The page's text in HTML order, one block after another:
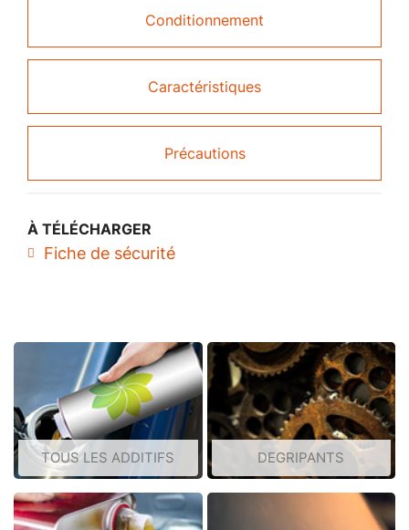
Conditionnement
Caractéristiques
Précautions
À TÉLÉCHARGER
Fiche de sécurité
TOUS LES ADDITIFS DEGRIPANTS